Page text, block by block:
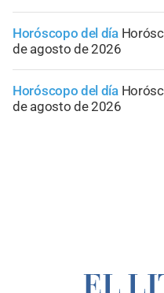
Horóscopo del día
de agosto de 2026
Horóscopo del día
de agosto de 2026